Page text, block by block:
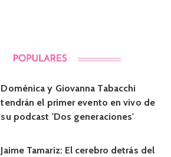
Doménica y Giovanna Tabacchi
tendrán el primer evento en vivo de
su podcast 'Dos generaciones'
Jaime Tamariz: El cerebro detrás del